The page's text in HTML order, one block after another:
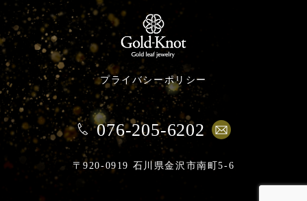
プライバシーポリシー
076-205-6202
〒920-0919 石川県金沢市南町5-6